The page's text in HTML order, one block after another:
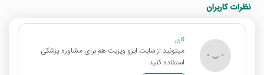
نظرات کاربران
کاربر
میتونید از سایت ایزو ویزیت هم برای مشاوره پزشکی
استفاده کنید